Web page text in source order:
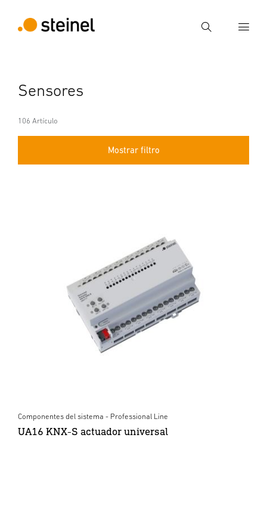
Búsqueda
Búsqueda
Sensores
106 Artículo
Mostrar filtro
Componentes del sistema - Professional Line
UA16 KNX-S actuador universal